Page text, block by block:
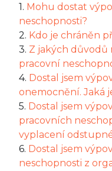
1. Mohu dostat
neschopnosti?
2. Kdo je chráněn
3. Z jakých
pracovní
4. Dostal jsem
onemocnění. Jaká
5. Dostal jsem
pracovních
vyplacení
6. Dostal jsem
neschopnosti z